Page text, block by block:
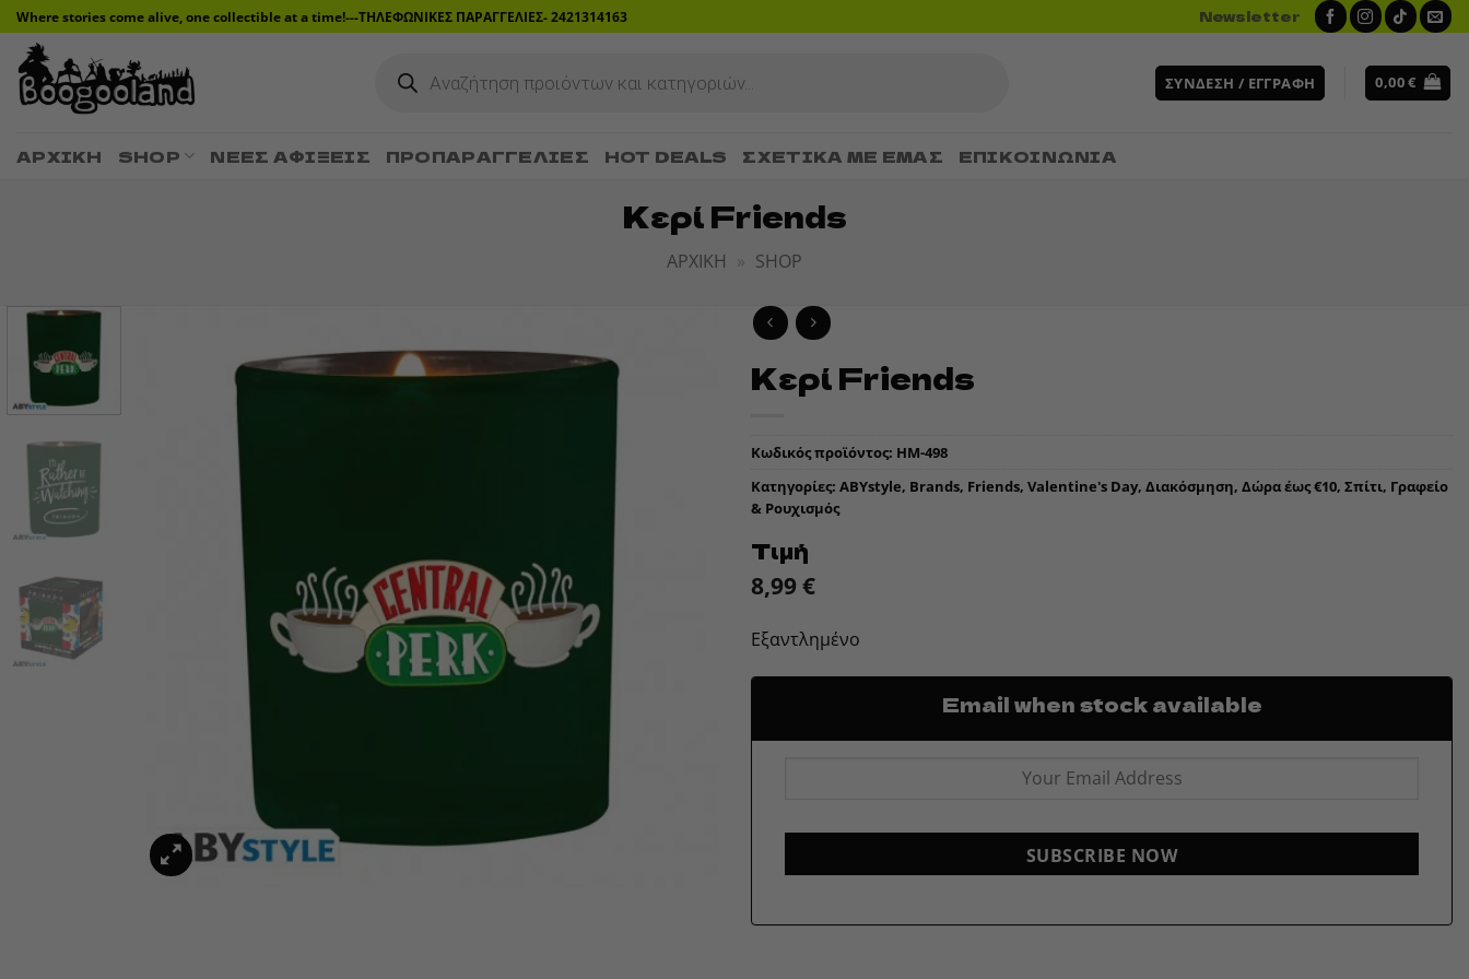
Μετάβαση
στο
περιεχόμενο
Where stories come alive, one collectible at a time!---ΤΗΛΕΦΩΝΙΚΕΣ ΠΑΡΑΓΓΕΛΙΕΣ- 2421314163 Newsletter
search ΣΎΝΔΕΣΗ / ΕΓΓΡΑΦΉ 0,00€
ΑΡΧΙΚΉ SHOP ΝΈΕΣ ΑΦΊΞΕΙΣ ΠΡΟΠΑΡΑΓΓΕΛΊΕΣ HOT DEALS ΣΧΕΤΙΚΆ ΜΕ ΕΜΆΣ ΕΠΙΚΟΙΝΩΝΙΑ
Κερί Friends
ΑΡΧΙΚΉ » SHOP
ADD TO
Κερί Friends
Κωδικός προϊόντος: HM-498
Κατηγορίες: ABYstyle, Brands, Friends, Valentine's Day, Διακόσμηση, Δώρα έως €10, Σπίτι, Γραφείο
& Ρουχισμός
Τιμή
8,99€
Εξαντλημένο
Email when stock available
SUBSCRIBE NOW